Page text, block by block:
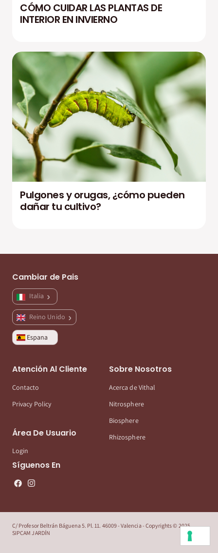
CÓMO CUIDAR LAS PLANTAS DE
INTERIOR EN INVIERNO
Pulgones y orugas, ¿cómo pueden
dañar tu cultivo?
Cambiar de Pais
Italia
Reino Unido
Espana
Atención Al Cliente
Contacto
Privacy Policy
Área De Usuario
Login
Sobre Nosotros
Acerca de Vithal
Nitrosphere
Biosphere
Rhizosphere
Síguenos En
C/ Profesor Beltrán Báguena 5. Pl. 11. 46009 - Valencia - Copyrights © 2025
SIPCAM JARDÍN